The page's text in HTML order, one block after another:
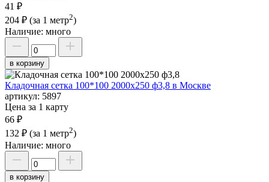
41 ₽
204 ₽ (за 1 метр2)
Наличие: много
в корзину
Кладочная сетка 100*100 2000х250 ф3,8 в Москве
артикул: 5897
Цена за 1 карту
66 ₽
132 ₽ (за 1 метр2)
Наличие: много
в корзину